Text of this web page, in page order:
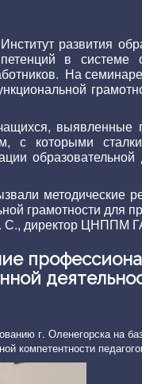
развития
в
На
выявленные
с которыми
методические
грамотности для
С., директор
г. Оленегорска на
компетентности